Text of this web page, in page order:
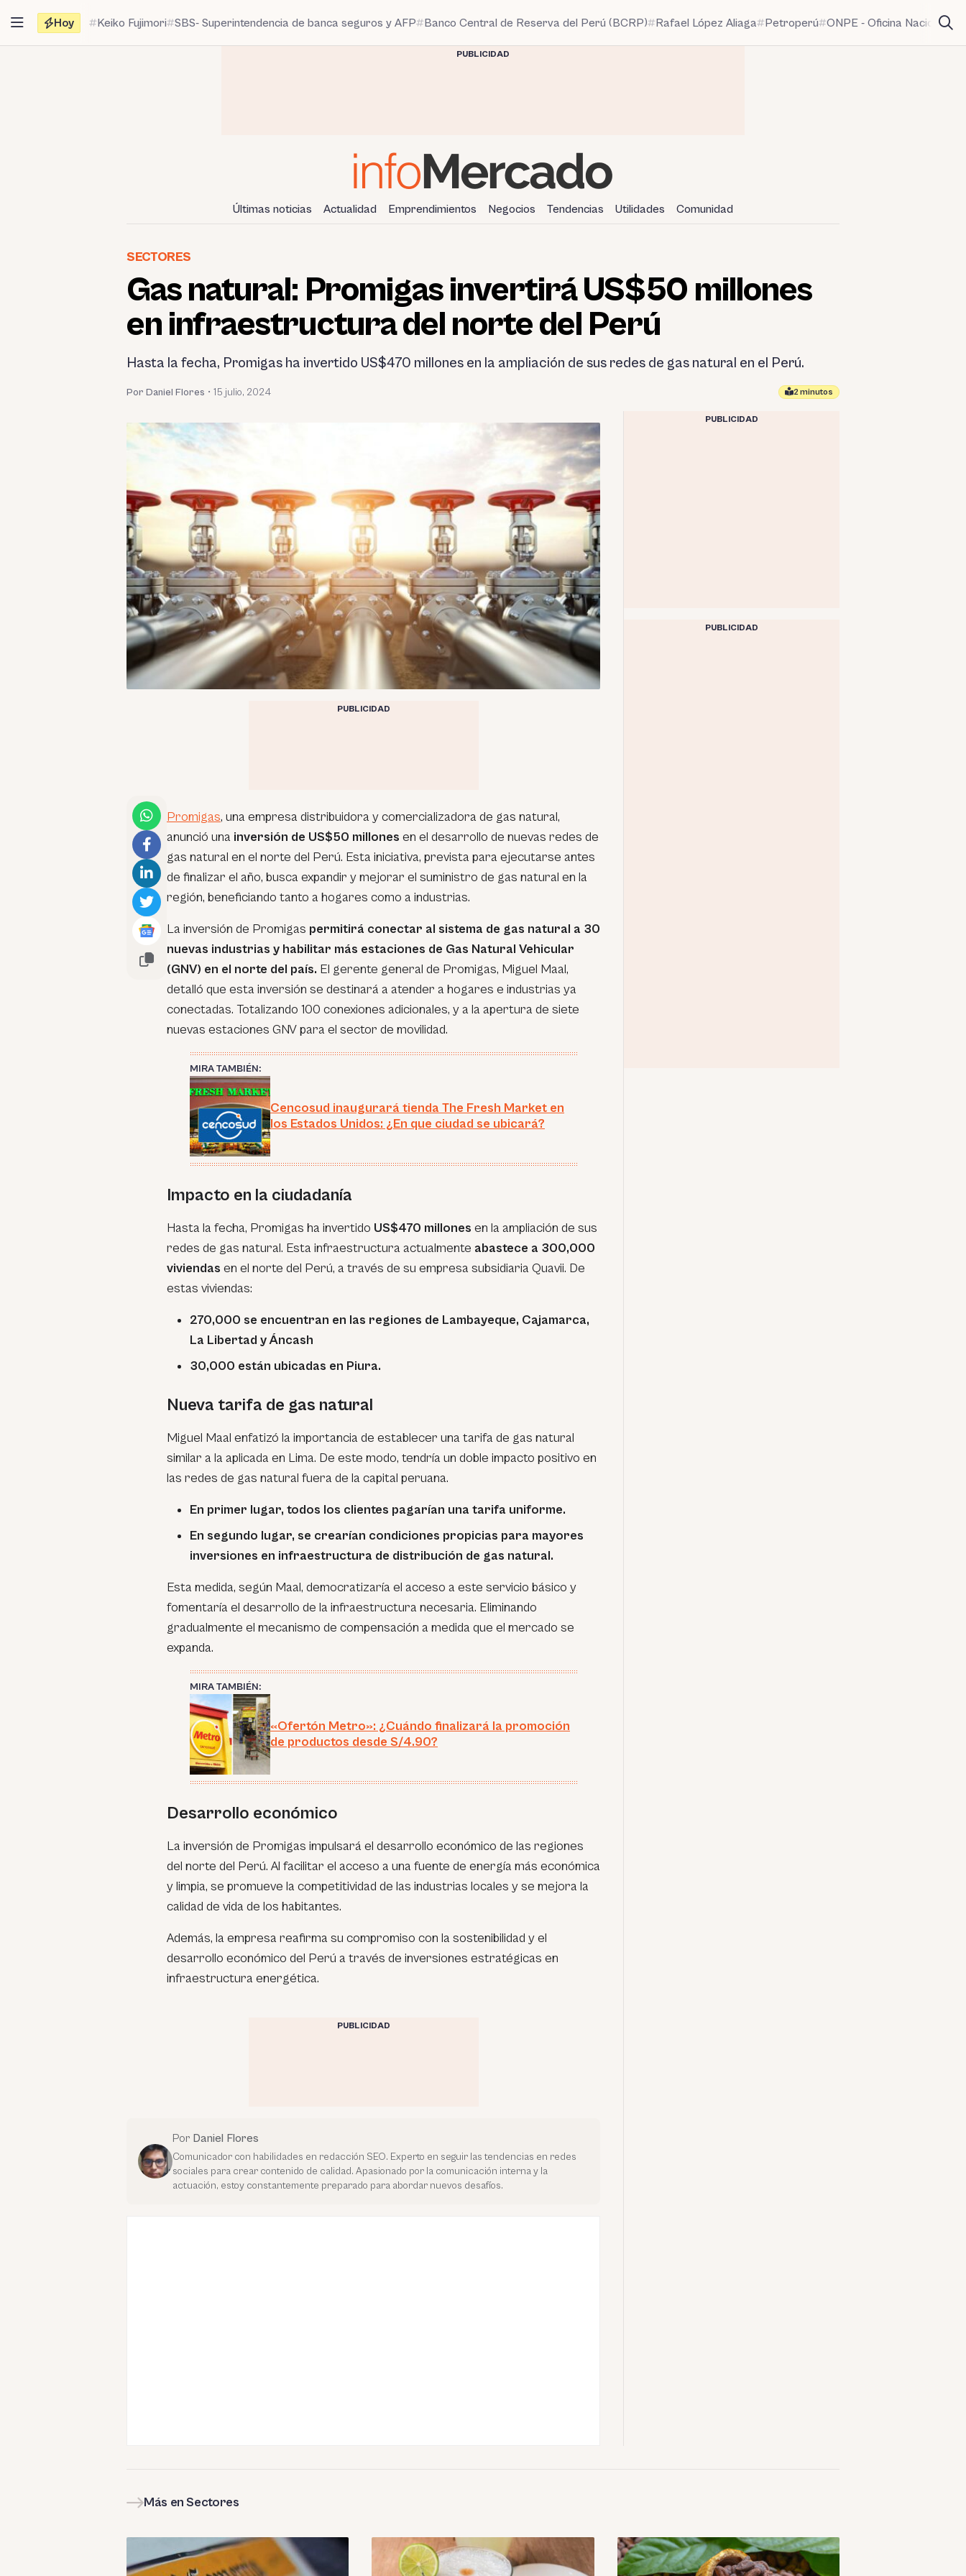
contenido
Hoy Keiko Fujimori SBS- Superintendencia de banca seguros y AFP Banco Central de Reserva del Perú (BCRP) Rafael López Aliaga Petroperú ONPE - Oficina Nacional
PUBLICIDAD
Últimas noticias Actualidad Emprendimientos Negocios Tendencias Utilidades Comunidad
SECTORES
Gas natural: Promigas invertirá US$50 millones
en infraestructura del norte del Perú
Hasta la fecha, Promigas ha invertido US$470 millones en la ampliación de sus redes de gas natural en el Perú.
Por Daniel Flores • 15 julio, 2024 2 minutos
PUBLICIDAD
Promigas, una empresa distribuidora y comercializadora de gas natural,
anunció una inversión de US$50 millones en el desarrollo de nuevas redes de
gas natural en el norte del Perú. Esta iniciativa, prevista para ejecutarse antes
de finalizar el año, busca expandir y mejorar el suministro de gas natural en la
región, beneficiando tanto a hogares como a industrias.
La inversión de Promigas permitirá conectar al sistema de gas natural a 30
nuevas industrias y habilitar más estaciones de Gas Natural Vehicular
(GNV) en el norte del país. El gerente general de Promigas, Miguel Maal,
detalló que esta inversión se destinará a atender a hogares e industrias ya
conectadas. Totalizando 100 conexiones adicionales, y a la apertura de siete
nuevas estaciones GNV para el sector de movilidad.
MIRA TAMBIÉN:
Cencosud inaugurará tienda The Fresh Market en
los Estados Unidos: ¿En que ciudad se ubicará?
Impacto en la ciudadanía
Hasta la fecha, Promigas ha invertido US$470 millones en la ampliación de sus
redes de gas natural. Esta infraestructura actualmente abastece a 300,000
viviendas en el norte del Perú, a través de su empresa subsidiaria Quavii. De
estas viviendas:
270,000 se encuentran en las regiones de Lambayeque, Cajamarca,
La Libertad y Áncash
30,000 están ubicadas en Piura.
Nueva tarifa de gas natural
Miguel Maal enfatizó la importancia de establecer una tarifa de gas natural
similar a la aplicada en Lima. De este modo, tendría un doble impacto positivo en
las redes de gas natural fuera de la capital peruana.
En primer lugar, todos los clientes pagarían una tarifa uniforme.
En segundo lugar, se crearían condiciones propicias para mayores
inversiones en infraestructura de distribución de gas natural.
Esta medida, según Maal, democratizaría el acceso a este servicio básico y
fomentaría el desarrollo de la infraestructura necesaria. Eliminando
gradualmente el mecanismo de compensación a medida que el mercado se
expanda.
MIRA TAMBIÉN:
«Ofertón Metro»: ¿Cuándo finalizará la promoción
de productos desde S/4.90?
Desarrollo económico
La inversión de Promigas impulsará el desarrollo económico de las regiones
del norte del Perú. Al facilitar el acceso a una fuente de energía más económica
y limpia, se promueve la competitividad de las industrias locales y se mejora la
calidad de vida de los habitantes.
Además, la empresa reafirma su compromiso con la sostenibilidad y el
desarrollo económico del Perú a través de inversiones estratégicas en
infraestructura energética.
PUBLICIDAD
Por Daniel Flores
Comunicador con habilidades en redacción SEO. Experto en seguir las tendencias en redes
sociales para crear contenido de calidad. Apasionado por la comunicación interna y la
actuación, estoy constantemente preparado para abordar nuevos desafíos.
PUBLICIDAD
PUBLICIDAD
Más en Sectores